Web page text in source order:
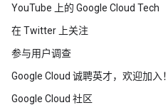
YouTube 上的 Google Cloud Tech
在 Twitter 上关注
参与用户调查
Google Cloud 诚聘英才，欢迎加入！
Google Cloud 社区